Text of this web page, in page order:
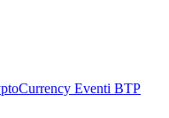
Eventi BTP